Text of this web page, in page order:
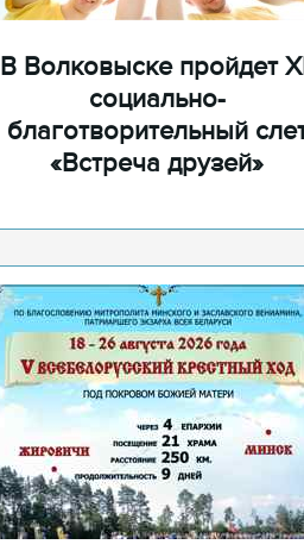
В Волковыске пройдет
социально-
благотворительный
«Встреча друзей»